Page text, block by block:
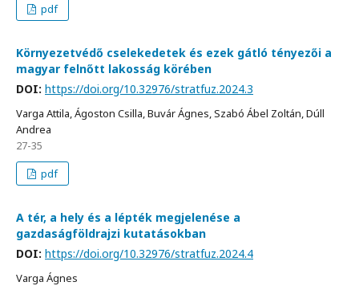
pdf
Környezetvédő cselekedetek és ezek gátló tényezői a
magyar felnőtt lakosság körében
DOI: https://doi.org/10.32976/stratfuz.2024.3
Varga Attila, Ágoston Csilla, Buvár Ágnes, Szabó Ábel Zoltán, Dúll
Andrea
27-35
pdf
A tér, a hely és a lépték megjelenése a
gazdaságföldrajzi kutatásokban
DOI: https://doi.org/10.32976/stratfuz.2024.4
Varga Ágnes